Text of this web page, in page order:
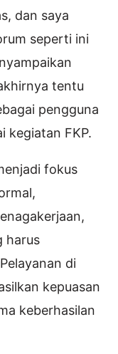
dan saya
seperti ini
tentu
pengguna
kegiatan FKP.
fokus
harus
di
kepuasan
keberhasilan